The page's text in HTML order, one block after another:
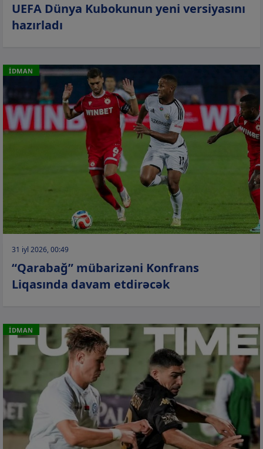
UEFA Dünya Kubokunun yeni versiyasını
hazırladı
İDMAN
31 iyl 2026, 00:49
“Qarabağ” mübarizəni Konfrans
Liqasında davam etdirəcək
İDMAN